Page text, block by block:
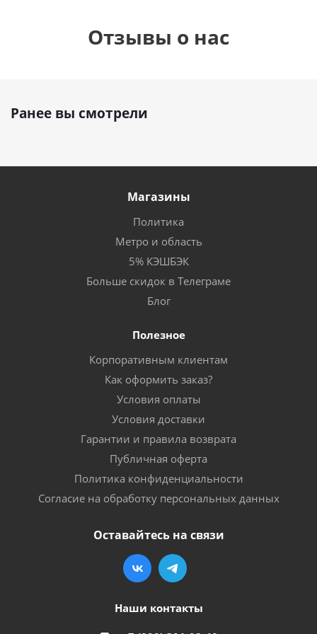
Отзывы о нас
Ранее вы смотрели
Магазины
Политика
Метро и область
5% КЭШБЭК
Больше скидок в Телеграме
Блог
Полезное
Корпоративным клиентам
Как оформить заказ?
Условия оплаты
Условия доставки
Гарантии и правила возврата
Публичная оферта
Политика конфиденциальности
Согласие на обработку персональных данных
Оставайтесь на связи
Наши контакты